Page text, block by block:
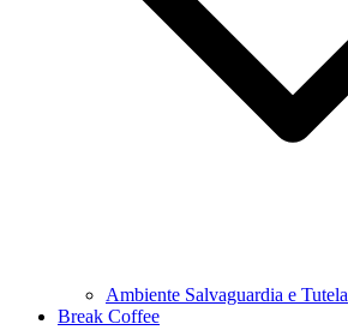
Ambiente Salvaguardia e Tutela
Break Coffee